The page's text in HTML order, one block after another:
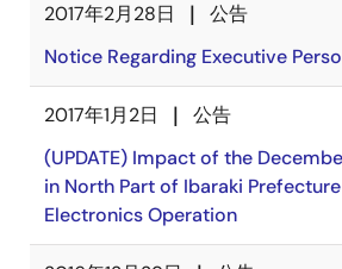
2017年2月28日
公告
Notice Regarding Executive
2017年1月2日
公告
(UPDATE) Impact of the
in North Part of Ibaraki
Electronics Operation